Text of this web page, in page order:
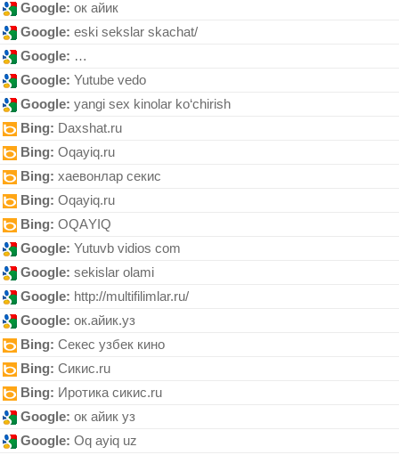
Google: ок айик
Google: eski sekslar skachat/
Google: …
Google: Yutubе vеdo
Google: yangi sex kinolar ko‘chirish
Bing: Dаxshаt.ru
Bing: Oqayiq.ru
Bing: хаевонлар секис
Bing: Oqаyiq.ru
Bing: OQАYІQ
Google: Yutuvb vidios com
Google: sekislar olami
Google: http://multifilimlar.ru/
Google: ок.айик.уз
Bing: Cекеc узбек кино
Bing: Сикис.ru
Bing: Иротика сикис.ru
Google: ок айик уз
Google: Оq ауiq uz